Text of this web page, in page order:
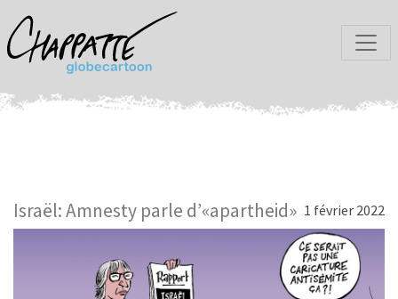
Israël: Amnesty parle d’«apartheid» 1 février 2022